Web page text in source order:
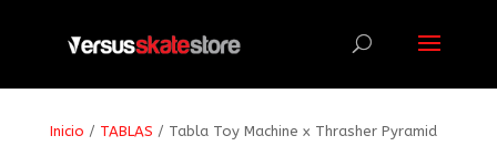
Inicio / TABLAS / Tabla Toy Machine x Thrasher Pyramid